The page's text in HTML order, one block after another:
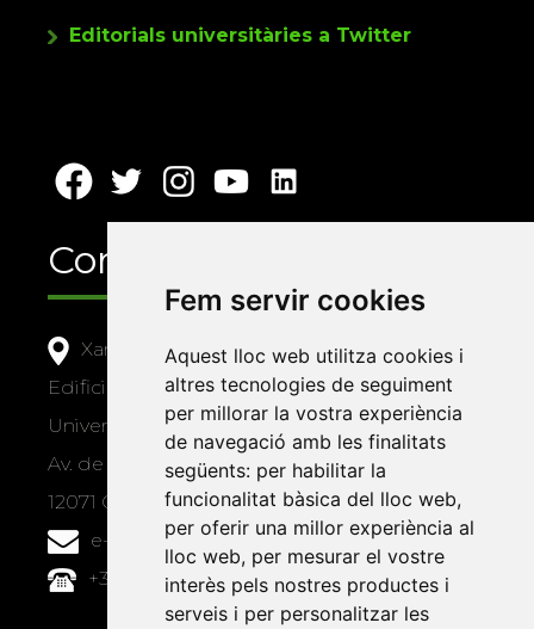
Fem servir cookies
Aquest lloc web utilitza cookies i
altres tecnologies de seguiment
per millorar la vostra experiència
de navegació amb les finalitats
següents: per habilitar la
funcionalitat bàsica del lloc web,
per oferir una millor experiència al
lloc web, per mesurar el vostre
interès pels nostres productes i
serveis i per personalitzar les
Editorials universitàries a Twitter
Contacte
Xarxa Vives d'Universitats
Edifici Àgora
Universitat Jaume I, local 10
Av. de Vicent Sos Baynat, s/n
12071 Castelló de la Plana
e-buc@vives.org
+34 964 72 89 93